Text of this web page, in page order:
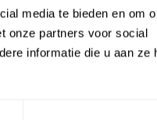
media te bieden en om
onze partners voor social
informatie die u aan ze
op